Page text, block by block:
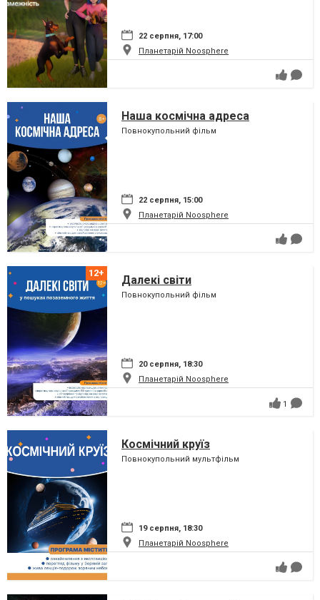
22 серпня, 17:00
Планетарій Noosphere
Наша космічна адреса
Повнокупольний фільм
22 серпня, 15:00
Планетарій Noosphere
Далекі світи
Повнокупольний фільм
20 серпня, 18:30
Планетарій Noosphere
1
Космічний круїз
Повнокупольний мультфільм
19 серпня, 18:30
Планетарій Noosphere